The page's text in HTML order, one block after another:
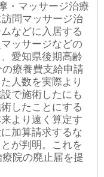
・マッサージ治療
問マッサージ治
などに入居する
ッサージなどの
愛知県後期高齢
療養費支給申請
人数を実際より
で施術したにも
したことにする
より遠く算定す
加算請求するな
が判明。これを
院の廃止届を提